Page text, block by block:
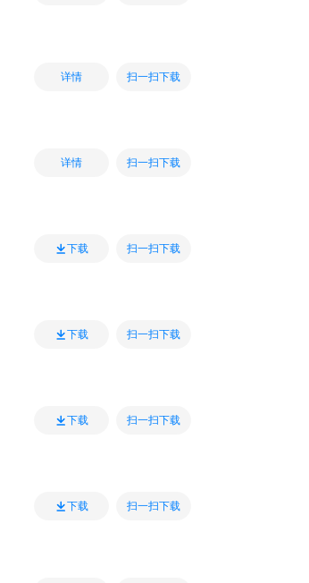
详情 扫一扫下载
详情 扫一扫下载
下载 扫一扫下载
下载 扫一扫下载
下载 扫一扫下载
下载 扫一扫下载